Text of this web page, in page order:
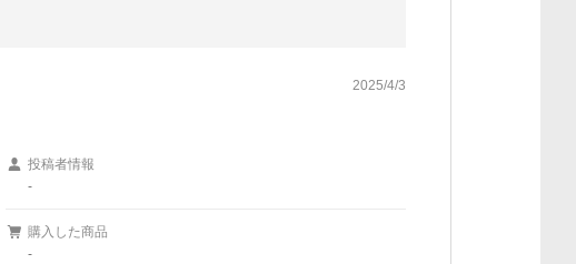
2025/4/3
投稿者情報
-
購入した商品
-